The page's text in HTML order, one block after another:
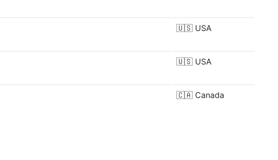
🇺🇸 USA
🇺🇸 USA
🇨🇦 Canada